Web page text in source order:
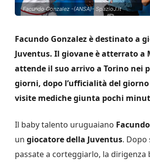
Facundo Gonzalez -(ANSA)- SpazioJ.it
Facundo Gonzalez è destinato a
Juventus. Il giovane è atterrato a
attende il suo arrivo a Torino nei
giorni, dopo l’ufficialità del giorno
visite mediche giunta pochi
Il baby talento uruguaiano
un giocatore della Juventus. Dopo
passate a corteggiarlo, la dirigenza